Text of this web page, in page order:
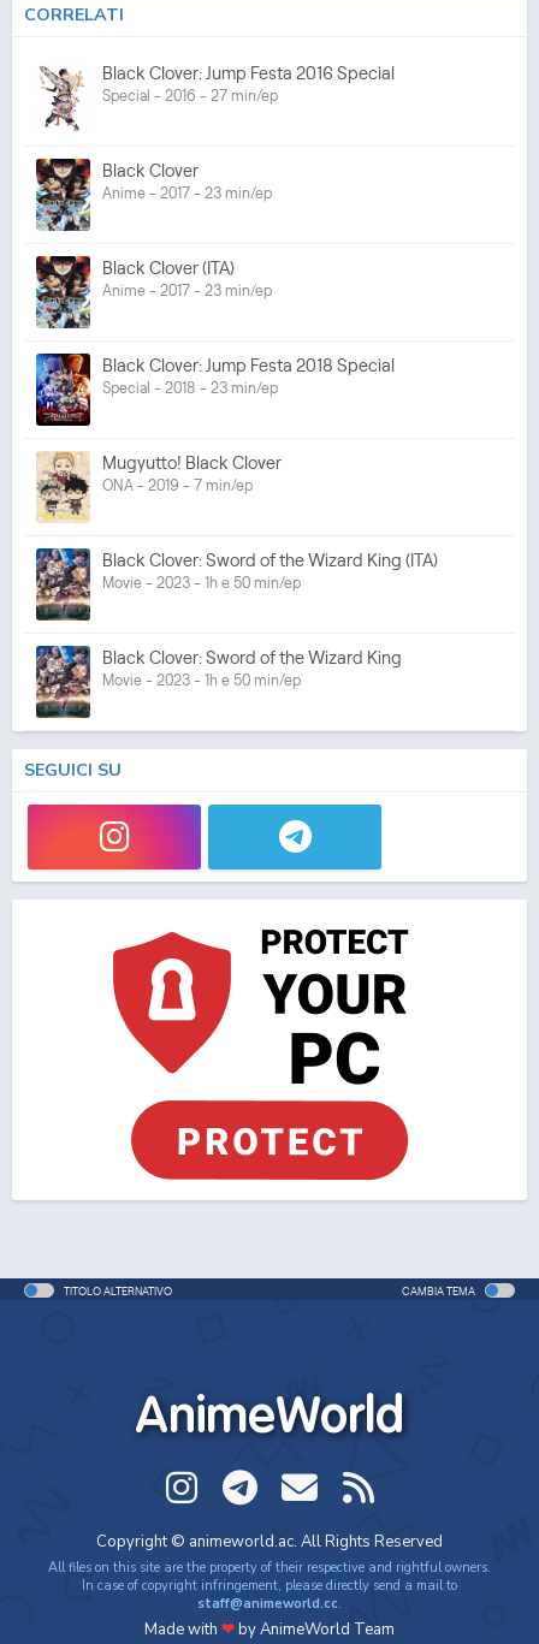
CORRELATI
Black Clover: Jump Festa 2016 Special
Special - 2016 - 27 min/ep
Black Clover
Anime - 2017 - 23 min/ep
Black Clover (ITA)
Anime - 2017 - 23 min/ep
Black Clover: Jump Festa 2018 Special
Special - 2018 - 23 min/ep
Mugyutto! Black Clover
ONA - 2019 - 7 min/ep
Black Clover: Sword of the Wizard King (ITA)
Movie - 2023 - 1h e 50 min/ep
Black Clover: Sword of the Wizard King
Movie - 2023 - 1h e 50 min/ep
SEGUICI SU
TITOLO ALTERNATIVO CAMBIA TEMA
AnimeWorld
Copyright © animeworld.ac. All Rights Reserved
All files on this site are the property of their respective and rightful owners.
In case of copyright infringement, please directly send a mail to
staff@animeworld.cc.
Made with ❤by AnimeWorld Team